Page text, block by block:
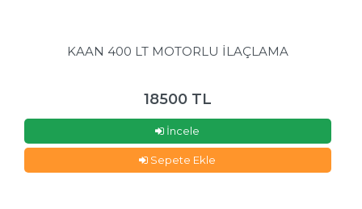
KAAN 400 LT MOTORLU İLAÇLAMA
18500 TL
İncele
Sepete Ekle